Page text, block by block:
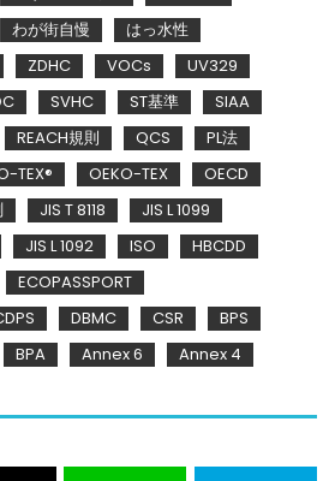
わが街自慢
はっ水性
ZDHC VOCs
UV329
SVHC ST基準
SIAA
REACH規則 QCS
PL法
TEX® OEKO-TEX
OECD
JIS T 8118
JIS L 1099
JIS L 1092 ISO
HBCDD
ECOPASSPORT
DBMC CSR
BPS
BPA Annex 6 Annex 4